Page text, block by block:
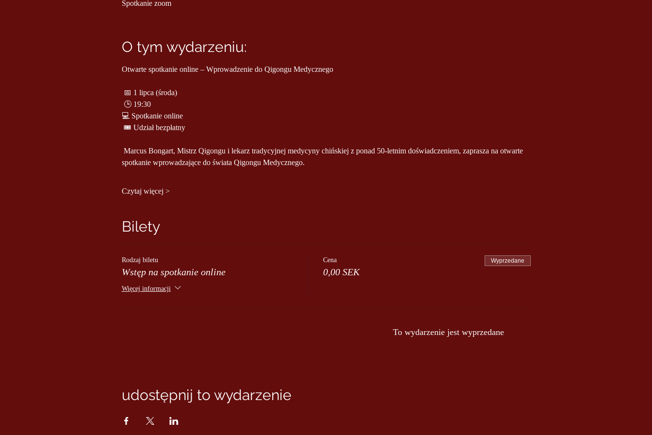
Spotkanie zoom
O tym wydarzeniu:
Otwarte spotkanie online – Wprowadzenie do Qigongu Medycznego
📅 1 lipca (środa)
🕒 19:30
💻 Spotkanie online
🎟 Udział bezpłatny
spotkanie wprowadzające do świata Qigongu Medycznego.
Czytaj więcej >
Bilety
Rodzaj biletu
Wstęp na spotkanie online
Więcej informacji
Cena
0,00 SEK
Wyprzedane
To wydarzenie jest wyprzedane
udostępnij to wydarzenie